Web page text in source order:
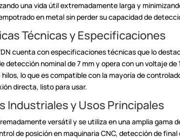
una vida útil extremadamente larga y
en metal sin perder su capacidad de
Técnicas y Especificaciones
cuenta con especificaciones técnicas que lo
detección nominal de 7 mm y opera con unvoltaje de
lo que es compatible con la mayoría de
directa, listo para usar.
Industriales y Usos Principales
versátil y se utiliza en una amplia gama
de posición en maquinaria CNC, detección definal